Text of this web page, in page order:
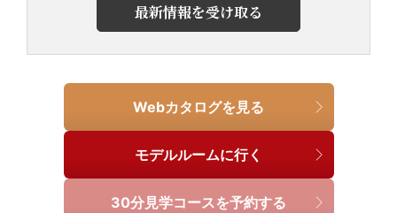
最新情報を受け取る
Webカタログを見る
モデルルームに行く
30分見学コースを予約する